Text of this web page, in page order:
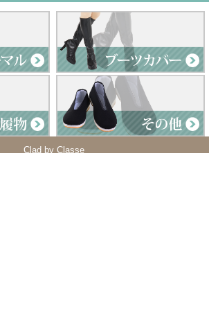
Clad by Classe